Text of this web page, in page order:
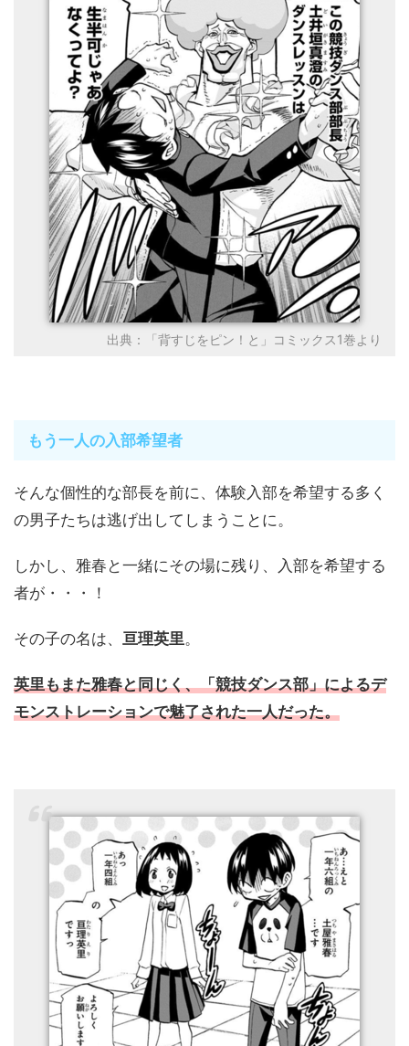
出典：「背すじをピン！と」コミックス1巻より
もう一人の入部希望者
そんな個性的な部長を前に、体験入部を希望する多く
の男子たちは逃げ出してしまうことに。
しかし、雅春と一緒にその場に残り、入部を希望する
者が・・・！
その子の名は、 亘理英里。
英里もまた雅春と同じく、「競技ダンス部」によるデ
モンストレーションで魅了された一人だった。